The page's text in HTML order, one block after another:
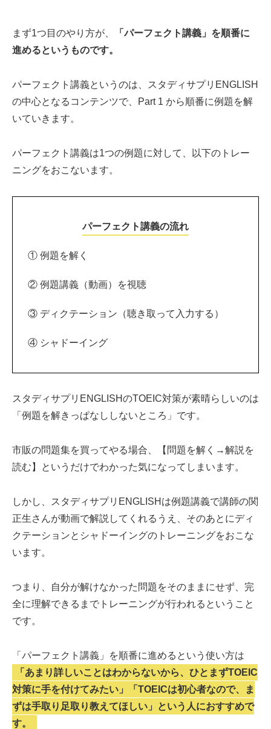
まず1つ目のやり方が、
「パーフェクト講義」を順番に
進めるというものです。
パーフェクト講義というのは、スタディサプリENGLISH
の中心となるコンテンツで、Part 1 から順番に例題を解
いていきます。
パーフェクト講義は1つの例題に対して、以下のトレー
ニングをおこないます。
パーフェクト講義の流れ
① 例題を解く
② 例題講義（動画）を視聴
③ ディクテーション（聴き取って入力する）
④ シャドーイング
スタディサプリENGLISHのTOEIC対策が素晴らしいのは
「例題を解きっぱなししないところ」です。
市販の問題集を買ってやる場合、【問題を解く→解説を
読む】というだけでわかった気になってしまいます。
しかし、スタディサプリENGLISHは例題講義で講師の関
正生さんが動画で解説してくれるうえ、そのあとにディ
クテーションとシャドーイングのトレーニングをおこな
います。
つまり、自分が解けなかった問題をそのままにせず、完
全に理解できるまでトレーニングが行われるということ
です。
「パーフェクト講義」を順番に進めるという使い方は
「あまり詳しいことはわからないから、ひとまずTOEIC
対策に手を付けてみたい」「TOEICは初心者なので、ま
ずは手取り足取り教えてほしい」という人におすすめで
す。